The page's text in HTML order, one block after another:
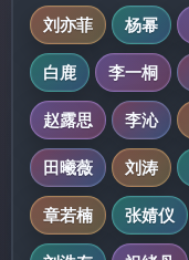
刘亦菲 杨幂
白鹿
李一桐
赵露思
李沁
田曦薇
刘涛
章若楠
张婧仪